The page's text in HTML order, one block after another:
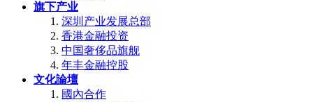
旗下产业
深圳产业发展总部
香港金融投资
中国奢侈品旗舰
年丰金融控股
文化論壇
國內合作